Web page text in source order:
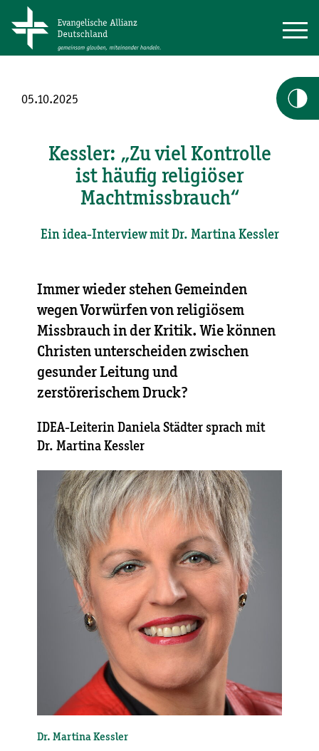
05.10.2025
Kessler: „Zu viel Kontrolle
ist häufig religiöser
Machtmissbrauch“
Ein idea-Interview mit Dr. Martina Kessler
Immer wieder stehen Gemeinden
wegen Vorwürfen von religiösem
Missbrauch in der Kritik. Wie können
Christen unterscheiden zwischen
gesunder Leitung und
zerstörerischem Druck?
IDEA-Leiterin Daniela Städter sprach mit
Dr. Martina Kessler
Dr. Martina Kessler